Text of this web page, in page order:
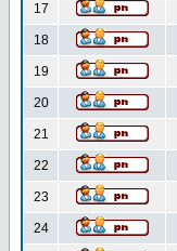
17
18
19
20
21
22
23
24